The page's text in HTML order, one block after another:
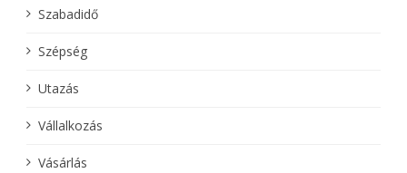
Szabadidő
Szépség
Utazás
Vállalkozás
Vásárlás